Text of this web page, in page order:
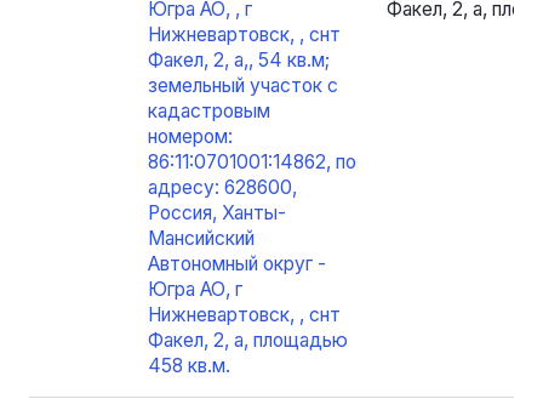
Югра АО, , г
Нижневартовск, , снт
Факел, 2, а,, 54 кв.м;
земельный участок с
кадастровым
номером:
86:11:0701001:14862, по
адресу: 628600,
Россия, Ханты-
Мансийский
Автономный округ -
Югра АО, г
Нижневартовск, , снт
Факел, 2, а, площадью
458 кв.м.
Факел, 2, а,